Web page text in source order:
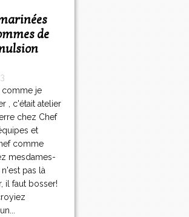
de
comme je
, c'était atelier
chez Chef
et
comme
mesdames-
pas là
il faut bosser!